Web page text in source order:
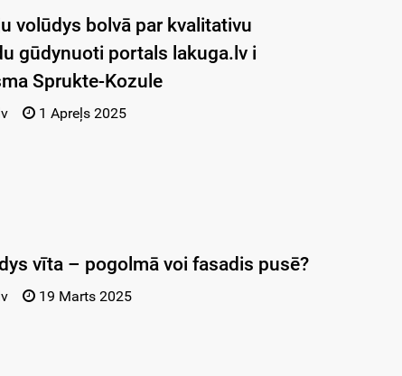
volūdys bolvā par kvalitativu
gūdynuoti portals lakuga.lv i
Sprukte-Kozule
1 Apreļs 2025
vīta – pogolmā voi fasadis pusē?
19 Marts 2025